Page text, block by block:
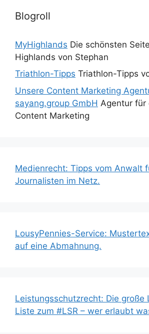
Blogroll
MyHighlands Die schönsten
Highlands von Stephan
Triathlon-Tipps Triathlon-Tipps
Unsere Content Marketing
sayang.group GmbH Agentur für
Content Marketing
Medienrecht: Tipps vom Anwalt
Journalisten im Netz.
LousyPennies-Service:
auf eine Abmahnung.
Leistungsschutzrecht: Die große
Liste zum #LSR – wer erlaubt